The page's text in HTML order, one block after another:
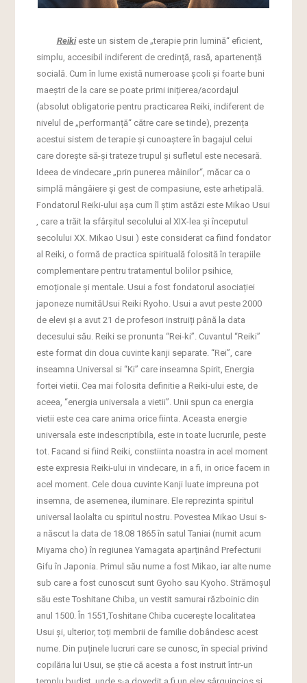
Reikieste un sistem de „terapie prin lumină“ eficient,
simplu, accesibil indiferent de credință, rasă, apartenență
socială. Cum în lume există numeroase școli și foarte buni
maeștri de la care se poate primi inițierea/acordajul
(absolut obligatorie pentru practicarea Reiki, indiferent de
nivelul de „performanță“ către care se tinde), prezența
acestui sistem de terapie și cunoaștere în bagajul celui
care dorește să-și trateze trupul și sufletul este necesară.
Ideea de vindecare „prin punerea mâinilor“, măcar ca o
simplă mângâiere și gest de compasiune, este arhetipală.
Fondatorul Reiki-ului așa cum îl știm astăzi este Mikao Usui
, care a trăit la sfârșitul secolului al XIX-lea și începutul
secolului XX. Mikao Usui ) este considerat ca fiind fondator
al Reiki, o formă de practica spirituală folosită în terapiile
complementare pentru tratamentul bolilor psihice,
emoționale și mentale. Usui a fost fondatorul asociației
japoneze numităUsui Reiki Ryoho. Usui a avut peste 2000
de elevi și a avut 21 de profesori instruiți până la data
decesului său. Reiki se pronunta “Rei-ki”. Cuvantul “Reiki”
este format din doua cuvinte kanji separate. “Rei”, care
inseamna Universal si “Ki” care inseamna Spirit, Energia
fortei vietii. Cea mai folosita definitie a Reiki-ului este, de
aceea, “energia universala a vietii”. Unii spun ca energia
vietii este cea care anima orice fiinta. Aceasta energie
universala este indescriptibila, este in toate lucrurile, peste
tot. Facand si fiind Reiki, constiinta noastra in acel moment
este expresia Reiki-ului in vindecare, in a fi, in orice facem in
acel moment. Cele doua cuvinte Kanji luate impreuna pot
insemna, de asemenea, iluminare. Ele reprezinta spiritul
universal laolalta cu spiritul nostru. Povestea Mikao Usui s-
a născut la data de 18.08 1865 în satul Taniai (numit acum
Miyama cho) în regiunea Yamagata aparținând Prefecturii
Gifu în Japonia. Primul său nume a fost Mikao, iar alte nume
sub care a fost cunoscut sunt Gyoho sau Kyoho. Strămoșul
său este Toshitane Chiba, un vestit samurai războinic din
anul 1500. În 1551,Toshitane Chiba cucerește localitatea
Usui și, ulterior, toți membrii de familie dobândesc acest
nume. Din puținele lucruri care se cunosc, în special privind
copilăria lui Usui, se știe că acesta a fost instruit într-un